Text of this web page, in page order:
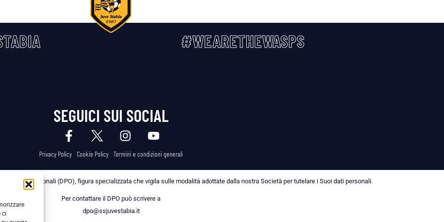
ci
#WEARETHEWASPS
SEGUICI SUI SOCIAL
Privacy Policy Cookie Policy Termini e condizioni generali
dei Dati Personali (DPO), figura specializzata che vigila sulle modalità adottate dalla nostra Società per tutelare i Suoi dati personali.
Per contattare il DPO può scrivere a
dpo@ssjuvestabia.it